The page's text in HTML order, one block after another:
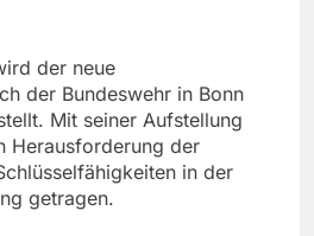
der neue
der Bundeswehr in Bonn
Mit seiner Aufstellung
Herausforderung der
in der
getragen.